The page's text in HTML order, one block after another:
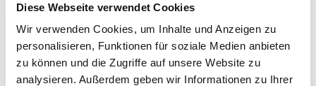
Diese Webseite verwendet Cookies
Wir verwenden Cookies, um Inhalte und Anzeigen zu
personalisieren, Funktionen für soziale Medien anbieten
zu können und die Zugriffe auf unsere Website zu
analysieren. Außerdem geben wir Informationen zu Ihrer